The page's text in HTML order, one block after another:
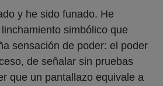
y he sido funado. He
simbólico que
sensación de poder: el poder
de señalar sin pruebas
que un pantallazo equivale a